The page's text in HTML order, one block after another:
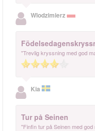
Wlodzimierz
"Trevlig kryssning med god
Kia
Tur på Seinen
"Finfin tur på Seinen med